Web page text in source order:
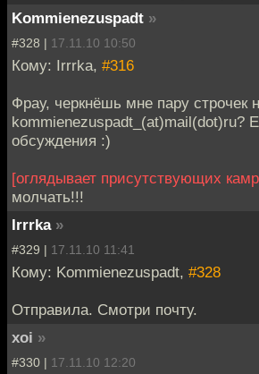
Kommienezuspadt »
#328 | 17.11.10 10:50
Кому: Irrrka, #316
Фрау, черкнёшь мне пару строчек
kommienezuspadt_(at)mail(dot)ru?
обсуждения :)
[оглядывает присутствующих
молчать!!!
Irrrka »
#329 | 17.11.10 11:41
Кому: Kommienezuspadt, #328
Отправила. Смотри почту.
xoi »
#330 | 17.11.10 12:20